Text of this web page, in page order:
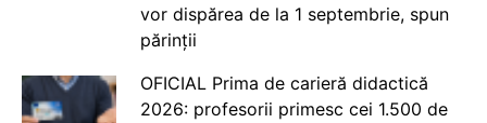
vor dispărea de la 1 septembrie, spun
părinții
OFICIAL Prima de carieră didactică
2026: profesorii primesc cei 1.500 de